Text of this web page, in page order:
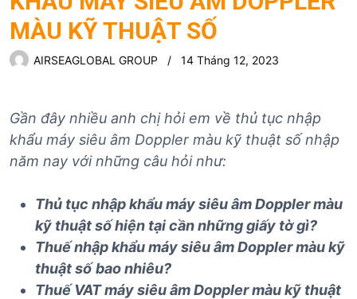
MÀU KỸ THUẬT SỐ
AIRSEAGLOBAL GROUP 14 Tháng 12, 2023
Gần đây nhiều anh chị hỏi em về thủ tục nhập
khẩu máy siêu âm Doppler màu kỹ thuật số nhập
năm nay với những câu hỏi như:
Thủ tục nhập khẩumáy siêu âm Doppler màu
kỹ thuật sốhiện tại cần những giấy tờ gì?
Thuế nhập khẩu máy siêu âm Doppler màu kỹ
thuật số bao nhiêu?
Thuế VAT máy siêu âm Doppler màu kỹ thuật